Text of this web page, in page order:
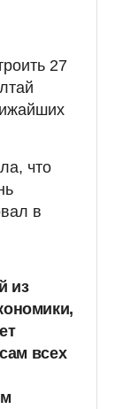
27
что
в
из
всех